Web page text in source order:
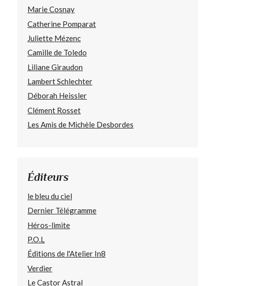
Marie Cosnay
Catherine Pomparat
Juliette Mézenc
Camille de Toledo
Liliane Giraudon
Lambert Schlechter
Déborah Heissler
Clément Rosset
Les Amis de Michèle Desbordes
Éditeurs
le bleu du ciel
Dernier Télégramme
Héros-limite
P.O.L
Éditions de l'Atelier In8
Verdier
Le Castor Astral